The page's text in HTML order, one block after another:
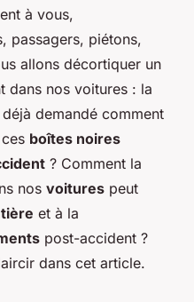
d'une
en
la
à vous,
passagers, piétons,
allons décortiquer un
dans nos voitures : la
demandé comment
boîtes noires
? Comment la
nos voitures peut
et à la
post-accident ?
dans cet article.